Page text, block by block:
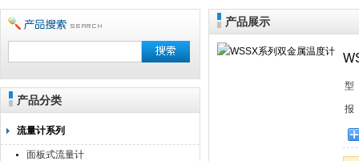
产品分类
流量计系列
面板式流量计
产品展示
型
报